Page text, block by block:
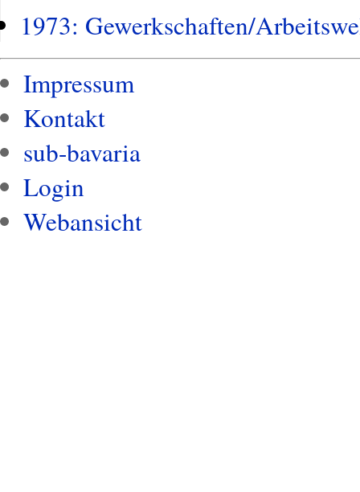
1973: Gewerkschaften/
Impressum
Kontakt
sub-bavaria
Login
Webansicht